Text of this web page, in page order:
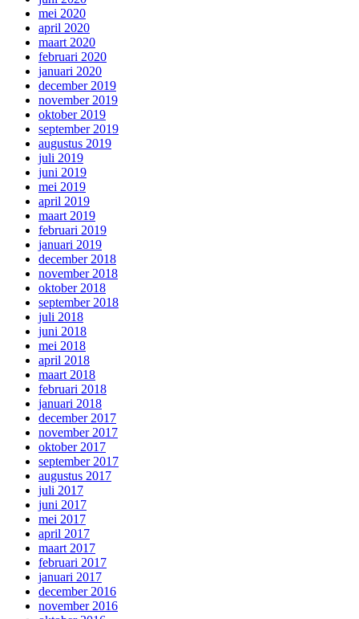
mei 2020
april 2020
maart 2020
februari 2020
januari 2020
december 2019
november 2019
oktober 2019
september 2019
augustus 2019
juli 2019
juni 2019
mei 2019
april 2019
maart 2019
februari 2019
januari 2019
december 2018
november 2018
oktober 2018
september 2018
juli 2018
juni 2018
mei 2018
april 2018
maart 2018
februari 2018
januari 2018
december 2017
november 2017
oktober 2017
september 2017
augustus 2017
juli 2017
juni 2017
mei 2017
april 2017
maart 2017
februari 2017
januari 2017
december 2016
november 2016